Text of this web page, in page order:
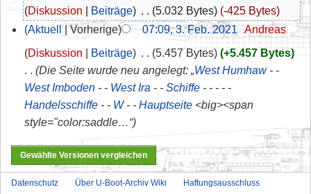
Diskussion
Beiträge 5.032 Bytes
-425 Bytes
Aktuell
Vorherige 07:09, 3. Feb. 2021‎ Andreas
Diskussion
Beiträge 5.457 Bytes
+5.457 Bytes
Die Seite wurde neu angelegt: „West Humhaw- -
West Imboden- - West Ira - - Schiffe- - - - -
Handelsschiffe- - W- - Hauptseite<big><span
style="color:saddle…“
Datenschutz Über U-Boot-Archiv Wiki Haftungsausschluss